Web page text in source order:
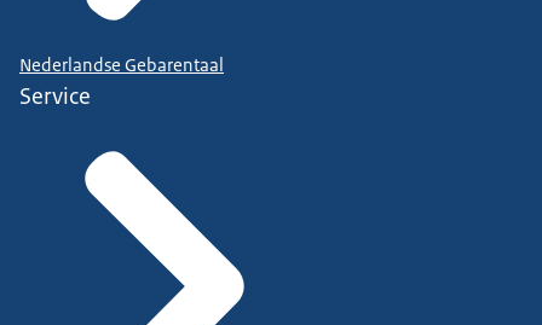
Nederlandse Gebarentaal
Service